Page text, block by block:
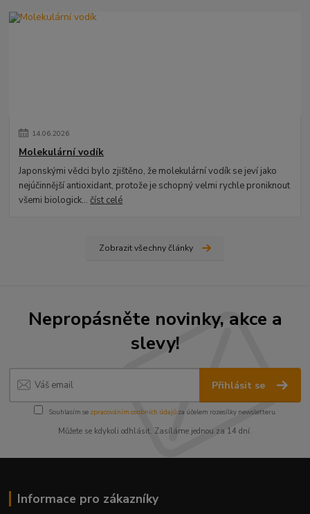
14.06.2026
Molekulární vodík
Japonskými vědci bylo zjištěno, že molekulární vodík se jeví jako
nejúčinnější antioxidant, protože je schopný velmi rychle proniknout
všemi biologick...číst celé
Zobrazit všechny články
Nepropásněte novinky, akce a
slevy!
Přihlásit se
Souhlasím se zpracováním osobních údajůza účelem rozesílky newsletteru.
Můžete se kdykoli odhlásit. Zasíláme jednou za 14 dní.
Informace pro zákazníky